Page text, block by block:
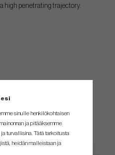
high penetrating trajectory.
sinulle henkilökohtaisen
ja pitääksemme
turvallisina. Tätä tarkoitusta
heidän malleistaan ​​ja